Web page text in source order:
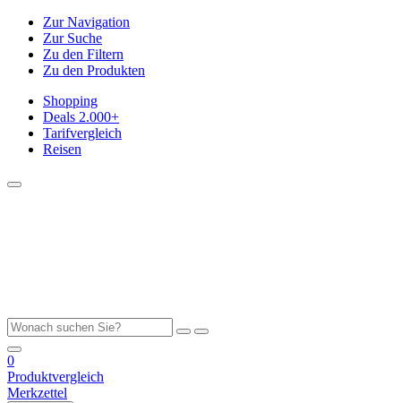
Zur Navigation
Zur Suche
Zu den Filtern
Zu den Produkten
Shopping
Deals 2.000+
Tarifvergleich
Reisen
0
Produktvergleich
Merkzettel